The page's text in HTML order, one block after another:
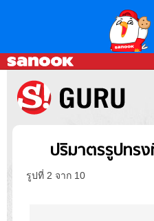
ปริมาตรรูปทร
รูปที่ 2 จาก 10